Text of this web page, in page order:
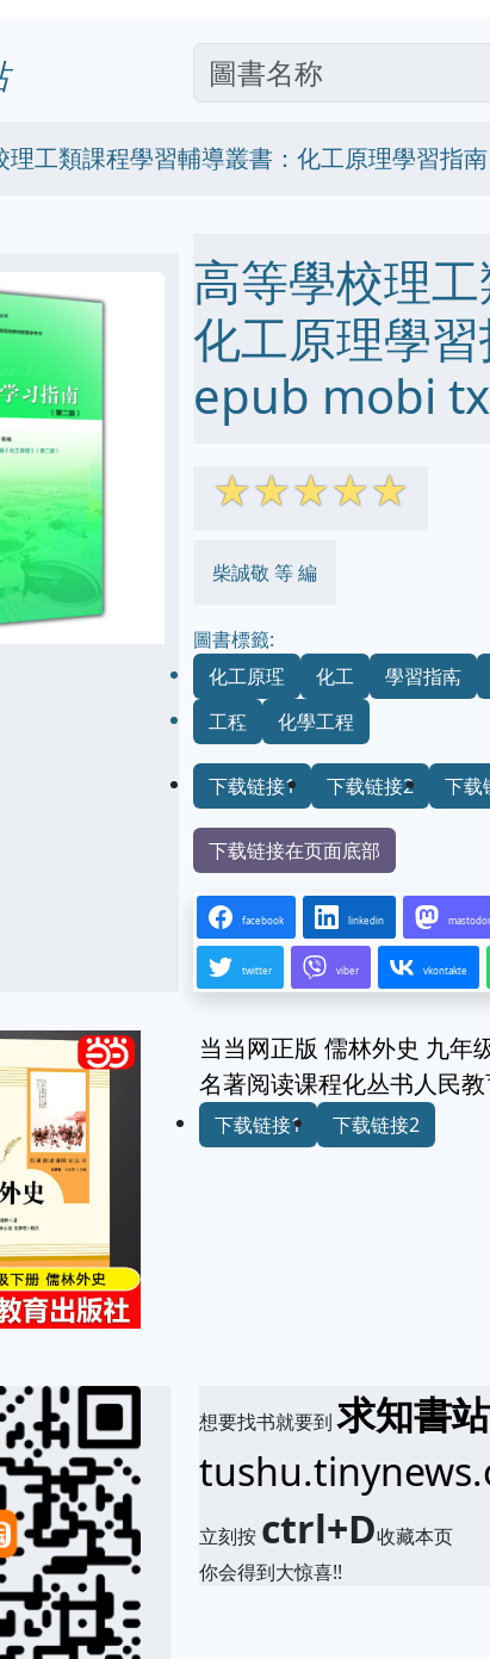
理工類課程學習輔導叢書：化工原理學習指南
高等學校理
化工原理學
epub mobi
☆☆☆☆☆
柴誠敬 等 編
圖書標籤:
化工原理
化工 學習指南
工程
化學工程
下载链接1 下载链接2 下载
下载链接在页面底部
facebook linkedin
twitter viber vkontakte
当当网正版 儒林外史 九年
名著阅读课程化丛书人民
下载链接1 下载链接2
想要找书就要到求知書站
立刻按 ctrl+D收藏本页
你会得到大惊喜!!